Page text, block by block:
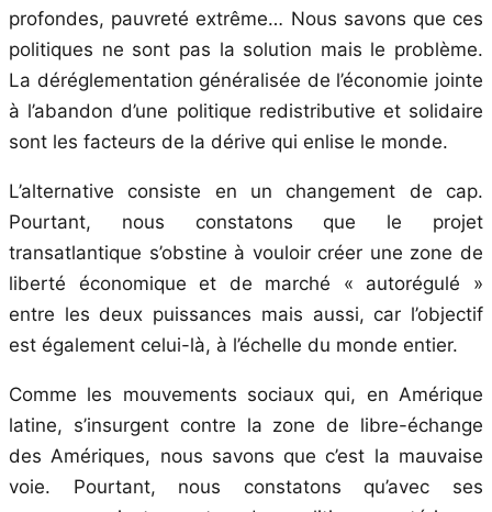
profondes, pauvreté extrême… Nous savons que ces
politiques ne sont pas la solution mais le problème.
La déréglementation généralisée de l’économie jointe
à l’abandon d’une politique redistributive et solidaire
sont les facteurs de la dérive qui enlise le monde.
L’alternative consiste en un changement de cap.
Pourtant, nous constatons que le projet
transatlantique s’obstine à vouloir créer une zone de
liberté économique et de marché « autorégulé »
entre les deux puissances mais aussi, car l’objectif
est également celui-là, à l’échelle du monde entier.
Comme les mouvements sociaux qui, en Amérique
latine, s’insurgent contre la zone de libre-échange
des Amériques, nous savons que c’est la mauvaise
voie. Pourtant, nous constatons qu’avec ses